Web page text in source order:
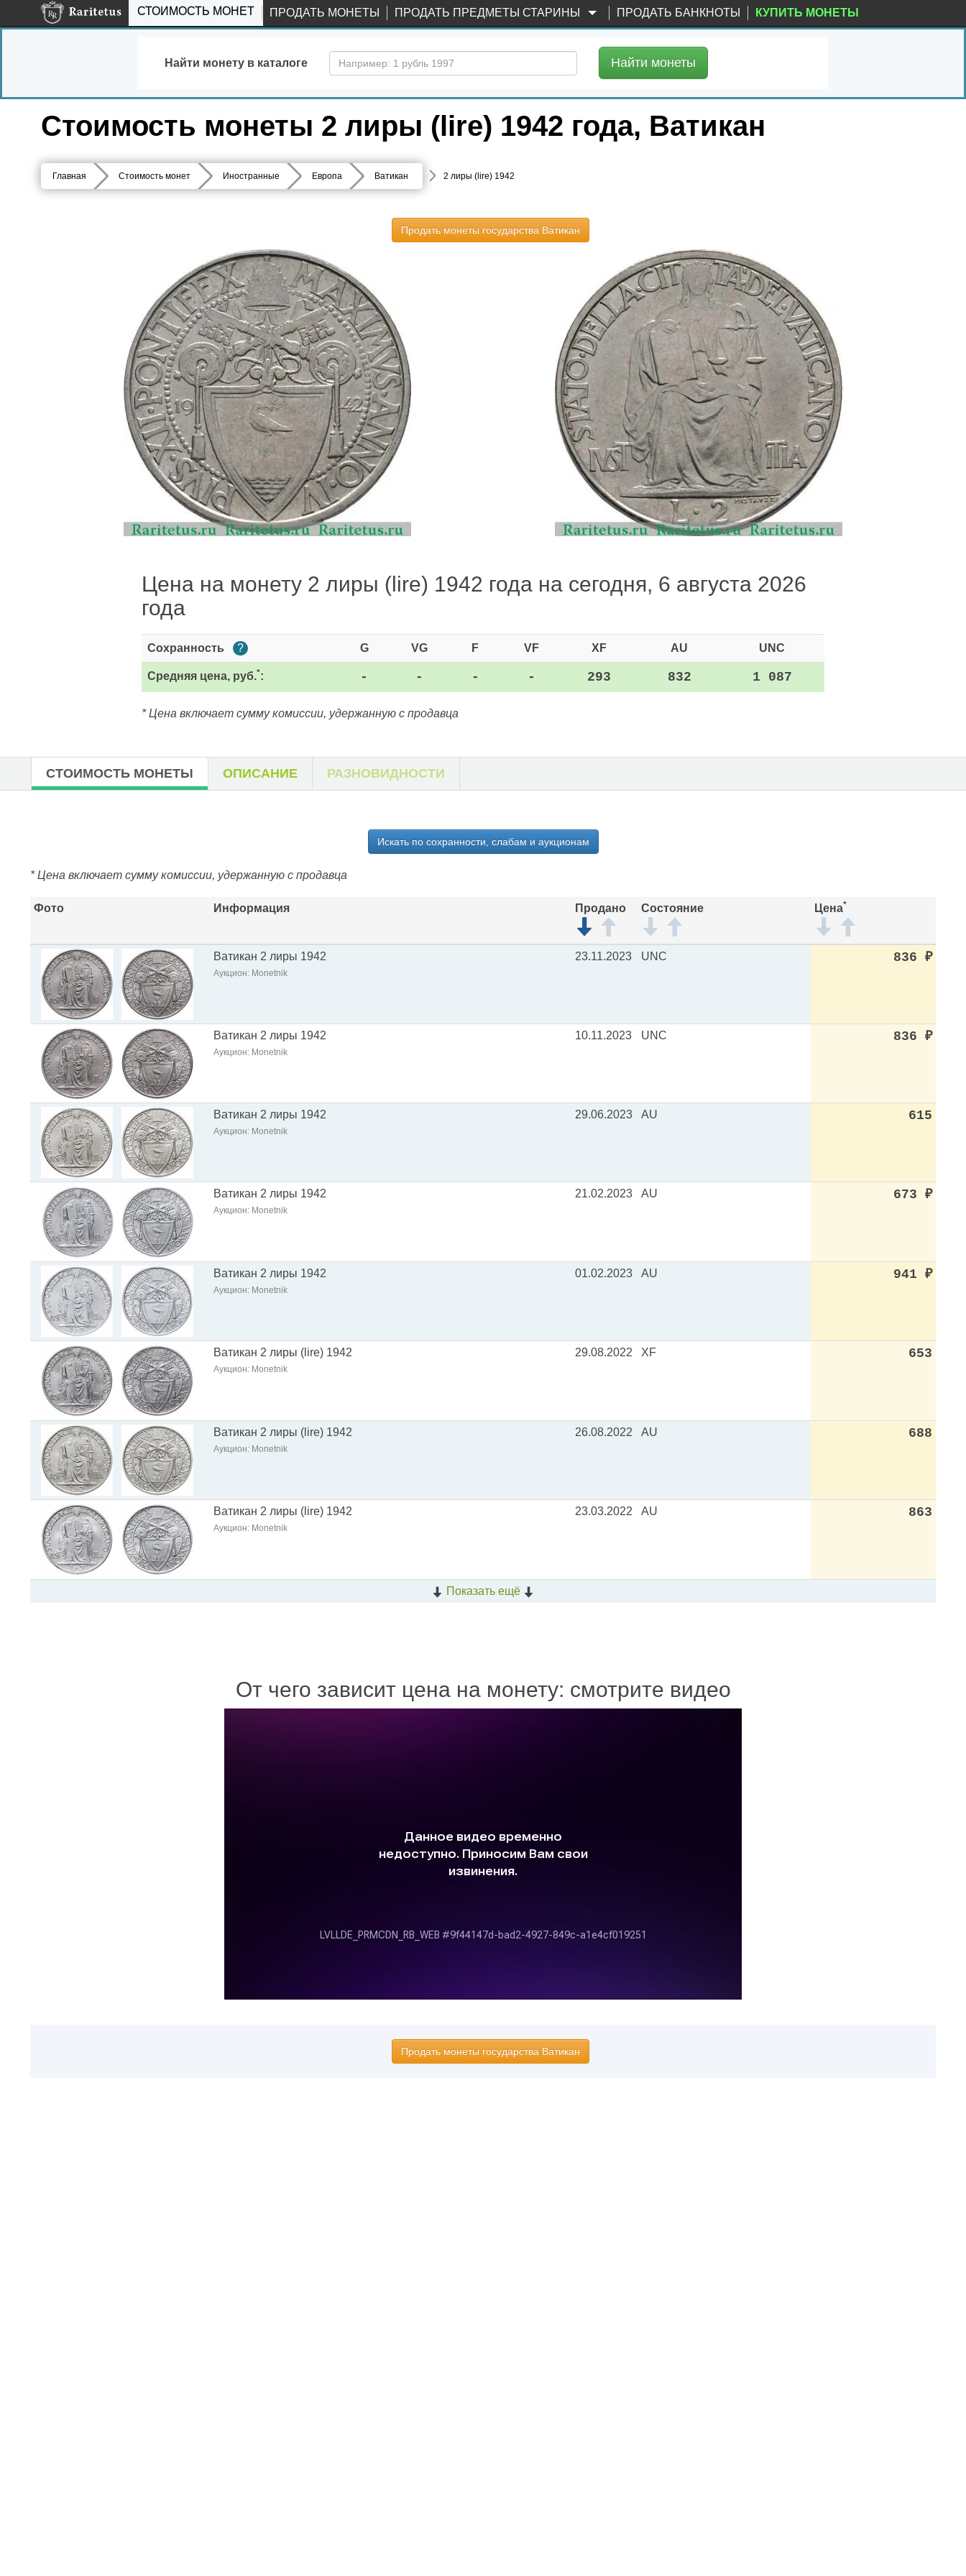
СТОИМОСТЬ МОНЕТ ПРОДАТЬ МОНЕТЫ ПРОДАТЬ ПРЕДМЕТЫ СТАРИНЫ ПРОДАТЬ БАНКНОТЫ КУПИТЬ МОНЕТЫ
Найти монету в каталоге Найти монеты
Стоимость монеты 2 лиры (lire) 1942 года, Ватикан
Главная Стоимость монет Иностранные Европа Ватикан 2 лиры (lire) 1942
Продать монеты государства Ватикан
Цена на монету 2 лиры (lire) 1942 года на сегодня, 6 августа 2026
года
Сохранность ? G VG F VF XF AU UNC
Средняя цена, руб.*: - - - - 293 832 1 087
* Цена включает сумму комиссии, удержанную с продавца
СТОИМОСТЬ МОНЕТЫ ОПИСАНИЕ РАЗНОВИДНОСТИ
Искать по сохранности, слабам и аукционам
* Цена включает сумму комиссии, удержанную с продавца
Фото Информация Продано Состояние Цена*
Ватикан 2 лиры 1942
Аукцион: Monetnik
23.11.2023 UNC 836 ₽
Ватикан 2 лиры 1942
Аукцион: Monetnik
10.11.2023 UNC 836 ₽
Ватикан 2 лиры 1942
Аукцион: Monetnik
29.06.2023 AU 615
Ватикан 2 лиры 1942
Аукцион: Monetnik
21.02.2023 AU 673 ₽
Ватикан 2 лиры 1942
Аукцион: Monetnik
01.02.2023 AU 941 ₽
Ватикан 2 лиры (lire) 1942
Аукцион: Monetnik
29.08.2022 XF 653
Ватикан 2 лиры (lire) 1942
Аукцион: Monetnik
26.08.2022 AU 688
Ватикан 2 лиры (lire) 1942
Аукцион: Monetnik
23.03.2022 AU 863
Показать ещё
От чего зависит цена на монету: смотрите видео
Продать монеты государства Ватикан